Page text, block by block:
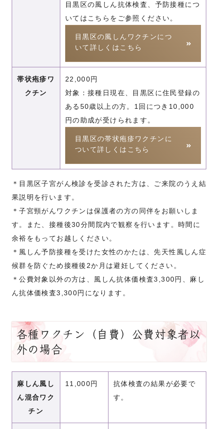
目黒区の風しん抗体検査、予防接種につ
いてはこちらをご参照ください。
目黒区の風しんワクチンにつ
いて詳しくはこちら
帯状疱疹ワ
クチン
22,000円
対象：接種日現在、目黒区に住民登録の
ある50歳以上の方。1回につき10,000
円の助成が受けられます。
目黒区の帯状疱疹ワクチンに
ついて詳しくはこちら
＊目黒区子宮がん検診を受診された方は、ご来院のうえ結
果説明を行います。
＊子宮頸がんワクチンは保護者の方の同伴をお願いしま
す。また、接種後30分間院内で観察を行います。時間に
余裕をもってお越しください。
＊風しん予防接種を受けた女性のかたは、先天性風しん症
候群を防ぐため接種後2か月は避妊してください。
＊公費対象以外の方は、風しん抗体価検査3,300円、麻し
ん抗体価検査3,300円になります。
各種ワクチン（自費）公費対象者以
外の場合
麻しん風し
ん混合ワク
チン
11,000円
抗体検査の結果が必要で
す。